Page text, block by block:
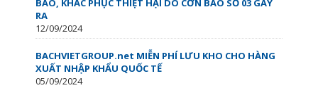
RA
12/09/2024
BACHVIETGROUP.net MIỄN PHÍ LƯU KHO CHO HÀNG
XUẤT NHẬP KHẨU QUỐC TẾ
05/09/2024